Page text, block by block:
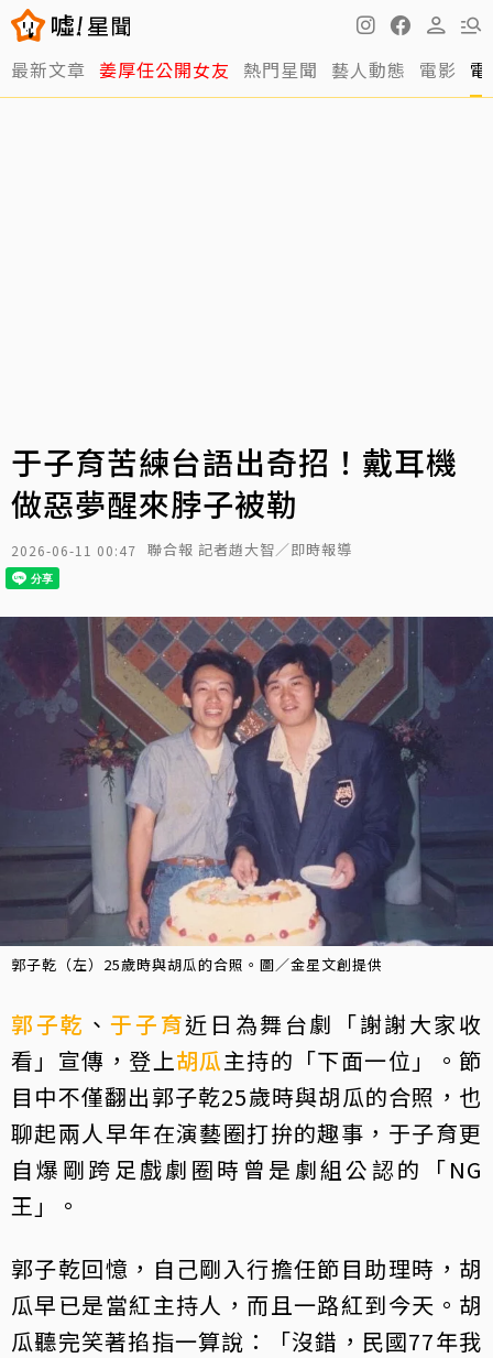
最新文章 姜厚任公開女友 熱門星聞 藝人動態 電影
于子育苦練台語出奇招！戴耳機
做惡夢醒來脖子被勒
2026-06-11 00:47 聯合報 記者趙大智／即時報導
郭子乾（左）25歲時與胡瓜的合照。圖／金星文創提供
郭子乾 、于子育近日為舞台劇「謝謝大家收
看」宣傳，登上胡瓜主持的「下面一位」。節
目中不僅翻出郭子乾25歲時與胡瓜的合照，也
聊起兩人早年在演藝圈打拚的趣事，于子育更
自爆剛跨足戲劇圈時曾是劇組公認的「NG
王」。
郭子乾回憶，自己剛入行擔任節目助理時，胡
瓜早已是當紅主持人，而且一路紅到今天。胡
瓜聽完笑著掐指一算說：「沒錯，民國77年我